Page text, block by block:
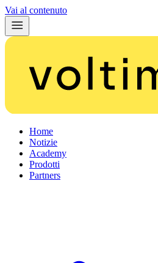
Vai al contenuto
Home
Notizie
Academy
Prodotti
Partners